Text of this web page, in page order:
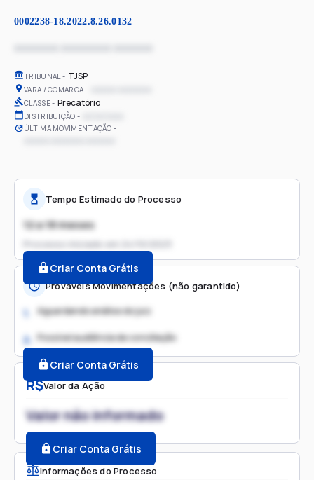
0002238-18.2022.8.26.0132
TRIBUNAL TJSP
VARA / COMARCA
CLASSE Precatório
DISTRIBUIÇÃO
ÚLTIMA MOVIMENTAÇÃO
R$Valor da Ação
Valor não informado
Criar Conta Grátis
Informações do Processo
Tempo Estimado do Processo
12 a 18 meses
Processo iniciado em
Criar Conta Grátis
Prováveis Movimentações (não garantido)
1. Aguardando análise do juiz
2. Possível audiência de conciliação
Criar Conta Grátis